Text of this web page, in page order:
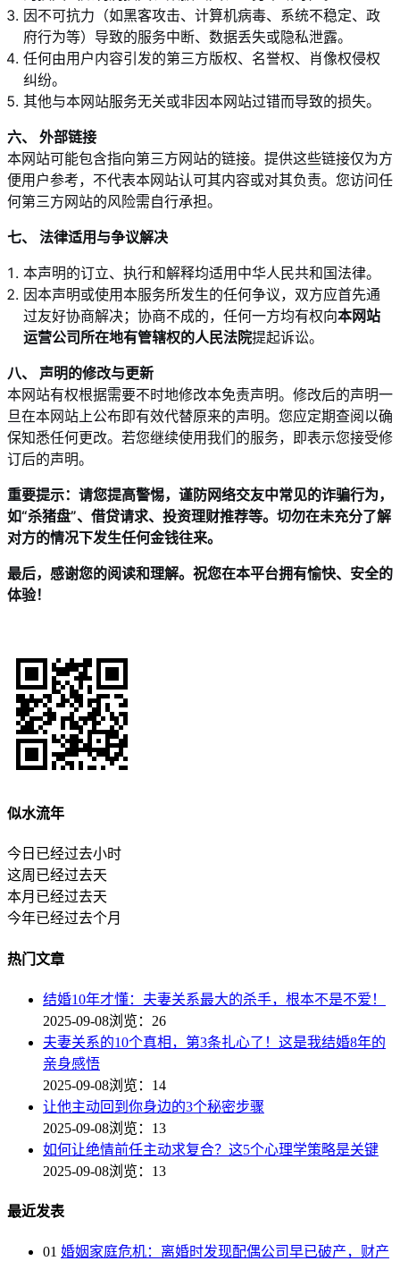
因不可抗力（如黑客攻击、计算机病毒、系统不稳定、政
府行为等）导致的服务中断、数据丢失或隐私泄露。
任何由用户内容引发的第三方版权、名誉权、肖像权侵权
纠纷。
其他与本网站服务无关或非因本网站过错而导致的损失。
六、 外部链接
本网站可能包含指向第三方网站的链接。提供这些链接仅为方
便用户参考，不代表本网站认可其内容或对其负责。您访问任
何第三方网站的风险需自行承担。
七、 法律适用与争议解决
本声明的订立、执行和解释均适用中华人民共和国法律。
因本声明或使用本服务所发生的任何争议，双方应首先通
过友好协商解决；协商不成的，任何一方均有权向本网站
运营公司所在地有管辖权的人民法院提起诉讼。
八、 声明的修改与更新
本网站有权根据需要不时地修改本免责声明。修改后的声明一
旦在本网站上公布即有效代替原来的声明。您应定期查阅以确
保知悉任何更改。若您继续使用我们的服务，即表示您接受修
订后的声明。
重要提示：请您提高警惕，谨防网络交友中常见的诈骗行为，
如“杀猪盘”、借贷请求、投资理财推荐等。切勿在未充分了解
对方的情况下发生任何金钱往来。
最后，感谢您的阅读和理解。祝您在本平台拥有愉快、安全的
体验！
似水流年
今日已经过去小时
这周已经过去天
本月已经过去天
今年已经过去个月
热门文章
结婚10年才懂：夫妻关系最大的杀手，根本不是不爱！
2025-09-08浏览：26
夫妻关系的10个真相，第3条扎心了！这是我结婚8年的
亲身感悟
2025-09-08浏览：14
让他主动回到你身边的3个秘密步骤
2025-09-08浏览：13
如何让绝情前任主动求复合？这5个心理学策略是关键
2025-09-08浏览：13
最近发表
01 婚姻家庭危机：离婚时发现配偶公司早已破产，财产